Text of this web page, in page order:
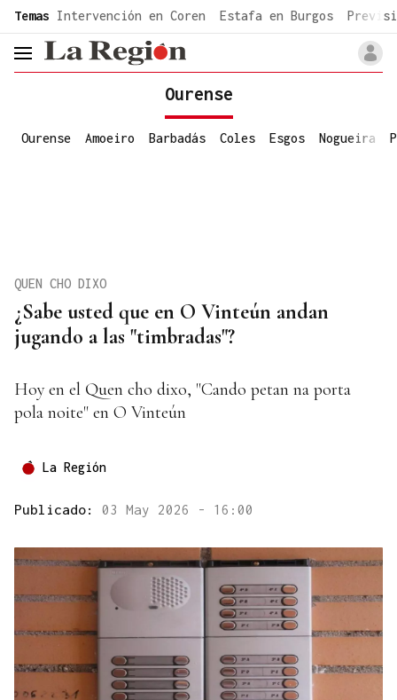
common.go-to-content
Temas Intervención en Coren Estafa en Burgos
header.menu.open
Ourense
Ourense Amoeiro Barbadás Coles Esgos Nogueira
¿Sabe usted que en O Vinteún andan
jugando a las "timbradas"?
QUEN CHO DIXO
Hoy en el Quen cho dixo, "Cando petan na porta
pola noite" en O Vinteún
La Región
Publicado: 03 May 2026 - 16:00